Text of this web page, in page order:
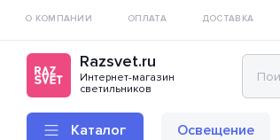
О КОМПАНИИ ОПЛАТА ДОСТАВКА
Razsvet.ru
Интернет-магазин
светильников
Каталог Освещение